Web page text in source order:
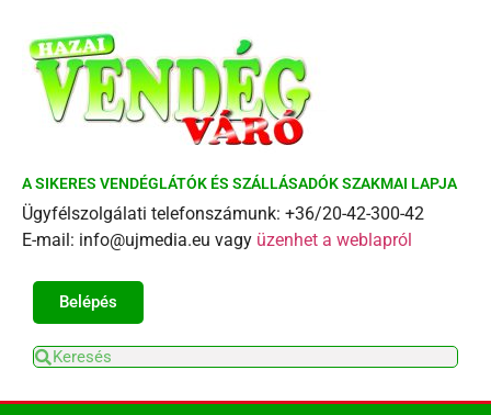
A SIKERES VENDÉGLÁTÓK ÉS SZÁLLÁSADÓK SZAKMAI LAPJA
Ügyfélszolgálati telefonszámunk: +36/20-42-300-42
E-mail: info@ujmedia.eu vagy üzenhet a weblapról
Belépés